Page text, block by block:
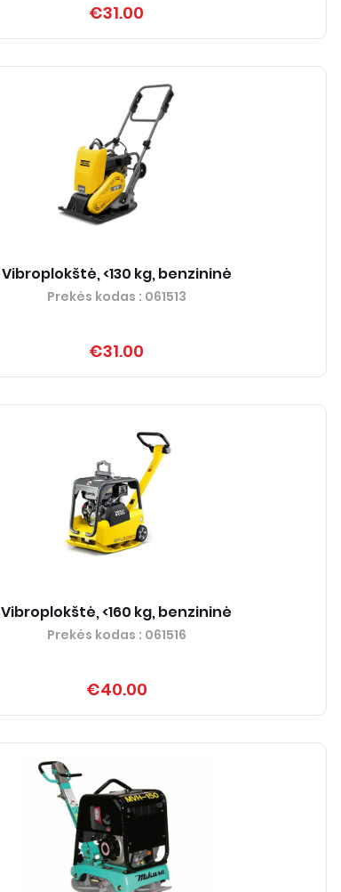
€31.00
Vibroplokštė, <130 kg, benzininė
Prekės kodas : 061513
€31.00
Vibroplokštė, <160 kg, benzininė
Prekės kodas : 061516
€40.00